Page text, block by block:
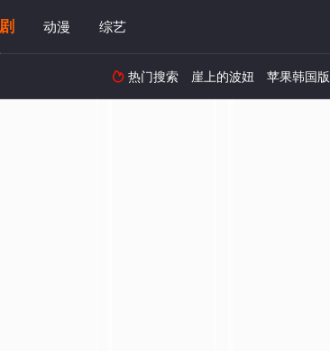
动漫 综艺
 热门搜索 崖上的波妞 苹果韩国版